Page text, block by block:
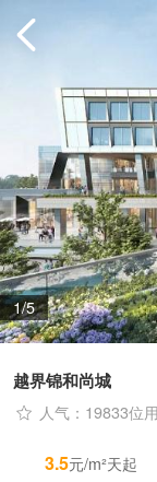
1/5
越界锦和尚城
人气：19833位
3.5元/m²天起